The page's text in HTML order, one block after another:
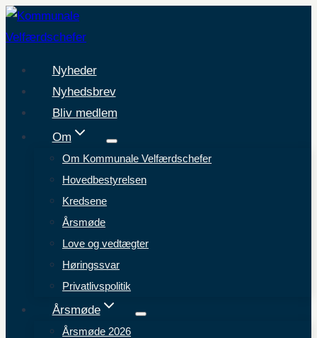
Fortsæt
til
Nyheder
Nyhedsbrev
Bliv medlem
Om
Om Kommunale Velfærdschefer
Hovedbestyrelsen
Kredsene
Årsmøde
Love og vedtægter
Høringssvar
Privatlivspolitik
Årsmøde
Årsmøde 2026